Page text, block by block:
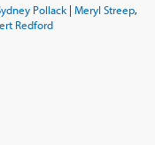
Pollack| Meryl Streep,
Redford